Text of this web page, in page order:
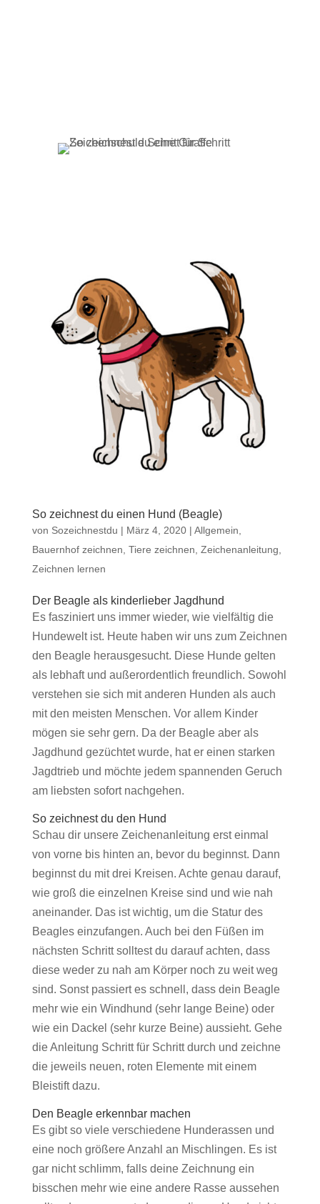
So zeichnest du einen Hund (Beagle)
von Sozeichnestdu | März 4, 2020| Allgemein
Bauernhof zeichnen Tiere zeichnen Zeichenanleitung
Zeichnen lernen
Der Beagle als kinderlieber Jagdhund
Es fasziniert uns immer wieder, wie vielfältig die
Hundewelt ist. Heute haben wir uns zum Zeichnen
den Beagle herausgesucht. Diese Hunde gelten
als lebhaft und außerordentlich freundlich. Sowohl
verstehen sie sich mit anderen Hunden als auch
mit den meisten Menschen. Vor allem Kinder
mögen sie sehr gern. Da der Beagle aber als
Jagdhund gezüchtet wurde, hat er einen starken
Jagdtrieb und möchte jedem spannenden Geruch
am liebsten sofort nachgehen.
So zeichnest du den Hund
Schau dir unsere Zeichenanleitung erst einmal
von vorne bis hinten an, bevor du beginnst. Dann
beginnst du mit drei Kreisen. Achte genau darauf,
wie groß die einzelnen Kreise sind und wie nah
aneinander. Das ist wichtig, um die Statur des
Beagles einzufangen. Auch bei den Füßen im
nächsten Schritt solltest du darauf achten, dass
diese weder zu nah am Körper noch zu weit weg
sind. Sonst passiert es schnell, dass dein Beagle
mehr wie ein Windhund (sehr lange Beine) oder
wie ein Dackel (sehr kurze Beine) aussieht. Gehe
die Anleitung Schritt für Schritt durch und zeichne
die jeweils neuen, roten Elemente mit einem
Bleistift dazu.
Den Beagle erkennbar machen
Es gibt so viele verschiedene Hunderassen und
eine noch größere Anzahl an Mischlingen. Es ist
gar nicht schlimm, falls deine Zeichnung ein
bisschen mehr wie eine andere Rasse aussehen